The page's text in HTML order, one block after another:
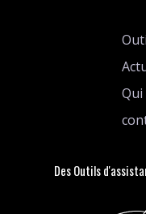
Qui
Des Outils